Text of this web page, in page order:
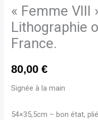
« Femme
Lithographie
France.
80,00€
Signée à la main
54×35,5cm – bon état,